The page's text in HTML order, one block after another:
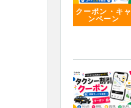
クーポン・キャ
ンペーン